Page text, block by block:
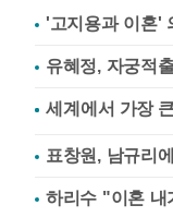
'고지용과 이혼'
유혜정, 자궁적
표창원, 남규리
하리수 "이혼